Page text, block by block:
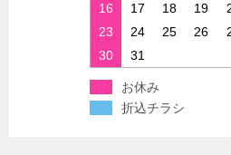
16
17 18 19
23
24 25 26
30
31
お休み
折込チラシ